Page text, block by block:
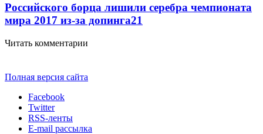
Российского борца лишили серебра чемпионата
мира 2017 из-за допинга21
Читать комментарии
Полная версия сайта
Facebook
Twitter
RSS-ленты
E-mail рассылка